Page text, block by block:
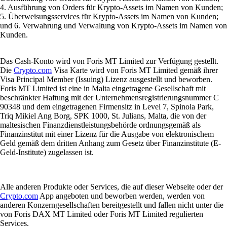
4. Ausführung von Orders für Krypto-Assets im Namen von Kunden;
5. Überweisungsservices für Krypto-Assets im Namen von Kunden;
und 6. Verwahrung und Verwaltung von Krypto-Assets im Namen von
Kunden.
Das Cash-Konto wird von Foris MT Limited zur Verfügung gestellt.
Die Crypto.com Visa Karte wird von Foris MT Limited gemäß ihrer
Visa Principal Member (Issuing) Lizenz ausgestellt und beworben.
Foris MT Limited ist eine in Malta eingetragene Gesellschaft mit
beschränkter Haftung mit der Unternehmensregistrierungsnummer C
90348 und dem eingetragenen Firmensitz in Level 7, Spinola Park,
Triq Mikiel Ang Borg, SPK 1000, St. Julians, Malta, die von der
maltesischen Finanzdienstleistungsbehörde ordnungsgemäß als
Finanzinstitut mit einer Lizenz für die Ausgabe von elektronischem
Geld gemäß dem dritten Anhang zum Gesetz über Finanzinstitute (E-
Geld-Institute) zugelassen ist.
Alle anderen Produkte oder Services, die auf dieser Webseite oder der
Crypto.com App angeboten und beworben werden, werden von
anderen Konzerngesellschaften bereitgestellt und fallen nicht unter die
von Foris DAX MT Limited oder Foris MT Limited regulierten
Services.